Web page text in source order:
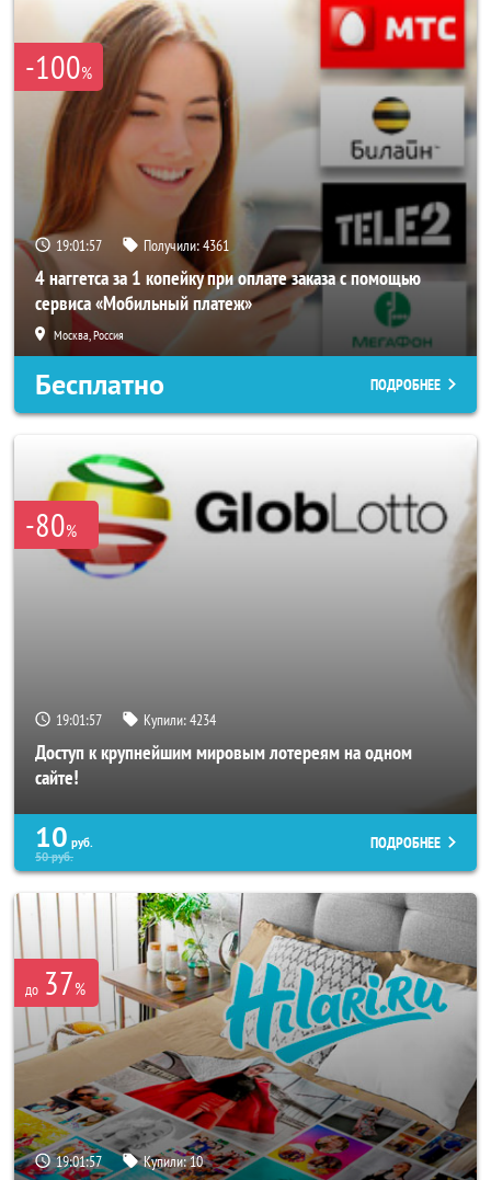
-100%
19:01:53 Получили:4361
4 наггетса за 1 копейку при оплате заказа с помощью
сервиса «Мобильный платеж»
Москва, Россия
Бесплатно ПОДРОБНЕЕ
-80%
19:01:53 Купили:4234
Доступ к крупнейшим мировым лотереям на одном
сайте!
10 руб.
50руб.
ПОДРОБНЕЕ
до 37%
19:01:53 Купили:10